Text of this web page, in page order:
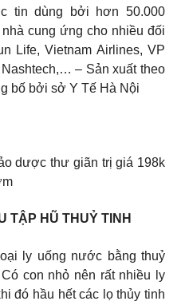
tin dùng bởi hơn 50.000
cung ứng cho nhiều đối
Life, Vietnam Airlines, VP
– Sản xuất theo
bố bởi sở Y Tế Hà Nội
dược thư giãn trị giá 198k
TẬP HŨ THUỶ TINH
ly uống nước bằng thuỷ
con nhỏ nên rất nhiều ly
đó hầu hết các lọ thủy tinh